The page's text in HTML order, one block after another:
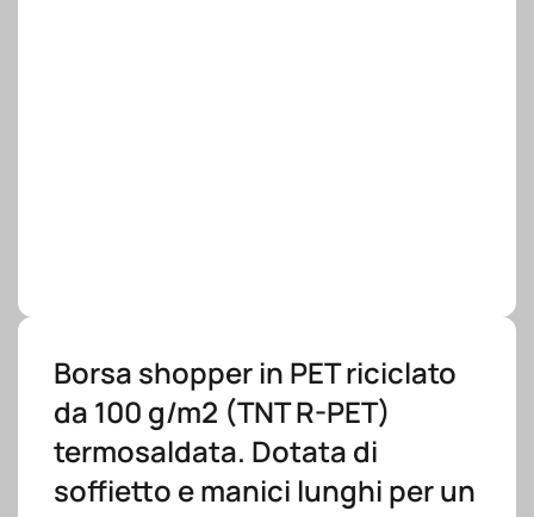
Borsa shopper in PET riciclato
da 100 g/m2 (TNT R-PET)
termosaldata. Dotata di
soffietto e manici lunghi per un